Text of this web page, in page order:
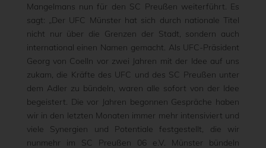
Mangelmans nun für den SC Preußen weiterführt. Es
sagt: „Der UFC Münster hat sich durch nationale Titel
nicht nur über die Grenzen der Stadt, sondern auch
international einen Namen gemacht. Als UFC-Präsident
Georg von Coelln vor zwei Jahren mit der Idee auf uns
zukam, die Kräfte des UFC und des SC Preußen unter
dem Adler zu bündeln, waren alle sofort von der Idee
begeistert. Die vor Jahren begonnen Gespräche haben
wir in den letzten Monaten immer mehr intensiviert und
viele Synergien und Potentiale festgestellt, die wir
nunmehr im SC Preußen 06 e.V. Münster bündeln